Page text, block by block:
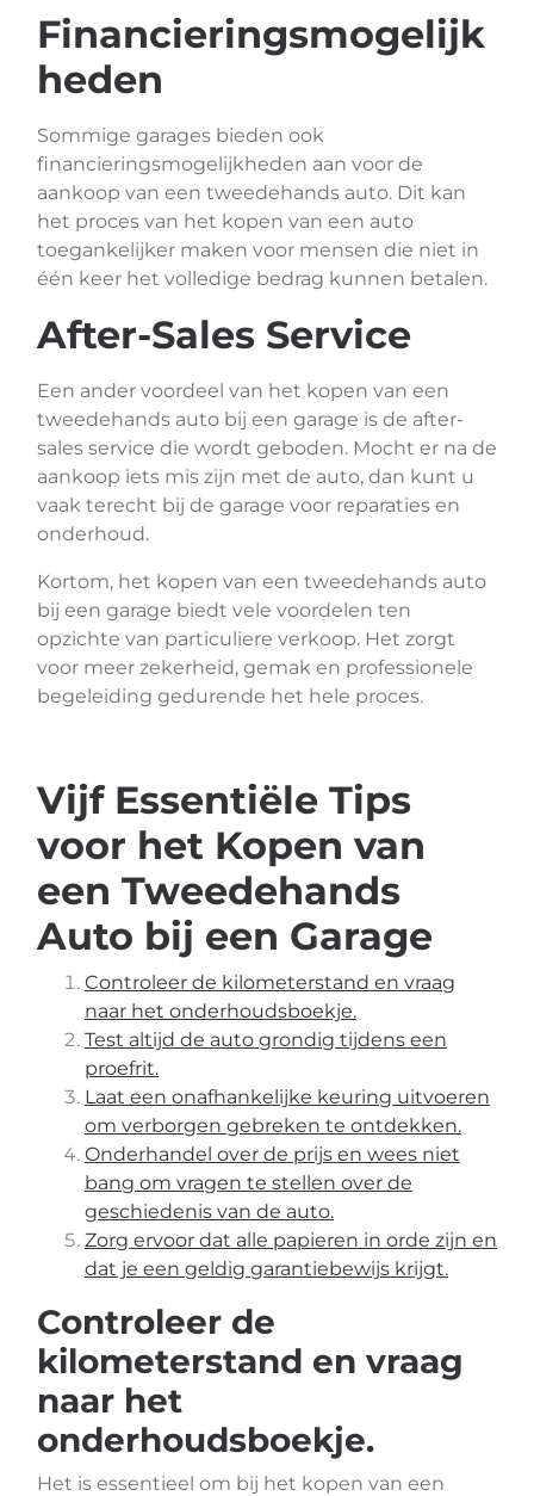
Financieringsmogelijk
heden
Sommige garages bieden ook
financieringsmogelijkheden aan voor de
aankoop van een tweedehands auto. Dit kan
het proces van het kopen van een auto
toegankelijker maken voor mensen die niet in
één keer het volledige bedrag kunnen betalen.
After-Sales Service
Een ander voordeel van het kopen van een
tweedehands auto bij een garage is de after-
sales service die wordt geboden. Mocht er na de
aankoop iets mis zijn met de auto, dan kunt u
vaak terecht bij de garage voor reparaties en
onderhoud.
Kortom, het kopen van een tweedehands auto
bij een garage biedt vele voordelen ten
opzichte van particuliere verkoop. Het zorgt
voor meer zekerheid, gemak en professionele
begeleiding gedurende het hele proces.
Vijf Essentiële Tips
voor het Kopen van
een Tweedehands
Auto bij een Garage
Controleer de kilometerstand en vraag
naar het onderhoudsboekje.
Test altijd de auto grondig tijdens een
proefrit.
Laat een onafhankelijke keuring uitvoeren
om verborgen gebreken te ontdekken.
Onderhandel over de prijs en wees niet
bang om vragen te stellen over de
geschiedenis van de auto.
Zorg ervoor dat alle papieren in orde zijn en
dat je een geldig garantiebewijs krijgt.
Controleer de
kilometerstand en vraag
naar het
onderhoudsboekje.
Het is essentieel om bij het kopen van een